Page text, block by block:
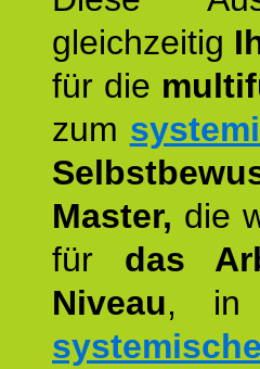
gleichzeitig
für die
zum
Master, die
für das
Niveau, in